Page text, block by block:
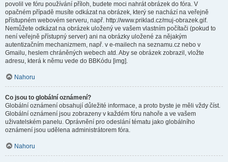
povolil ve fóru používání příloh, budete moci nahrát obrázek do fóra. V
opačném případě musíte odkázat na obrázek, který se nachází na veřejně
přístupném webovém serveru, např. http://www.priklad.cz/muj-obrazek.gif.
Nemůžete odkázat na obrázek uložený ve vašem vlastním počítači (pokud to
není veřejně přístupný server) ani na obrázky uložené za nějakým
autentizačním mechanizmem, např. v e-mailech na seznamu.cz nebo v
Gmailu, heslem chráněných webech atd. Aby se obrázek zobrazil, vložte
adresu, která k němu vede do BBKódu [img].
Nahoru
Co jsou to globální oznámení?
Globální oznámení obsahují důležité informace, a proto byste je měli vždy číst.
Globální oznámení jsou zobrazeny v každém fóru nahoře a ve vašem
uživatelském panelu. Oprávnění pro odeslání tématu jako globálního
oznámení jsou udělena administrátorem fóra.
Nahoru